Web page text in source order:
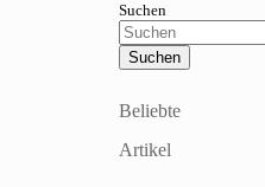
Suchen
Beliebte
Artikel